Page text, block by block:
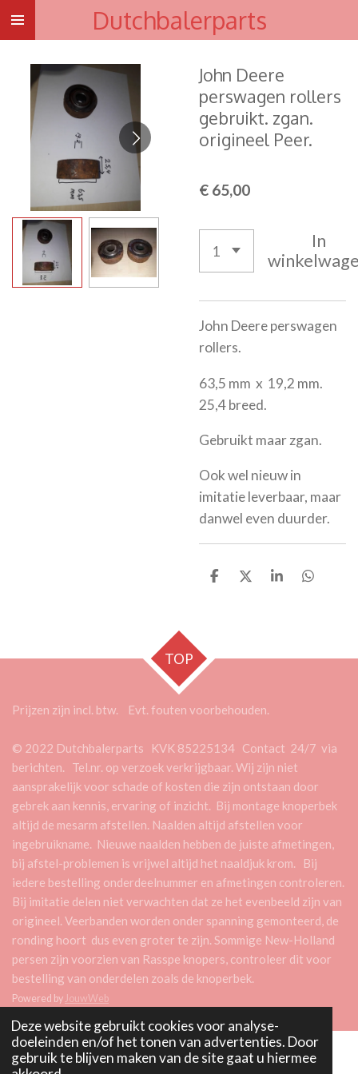
Deze website gebruikt cookies voor analyse-
doeleinden en/of het tonen van advertenties. Door
gebruik te blijven maken van de site gaat u hiermee
Ga
direct
naar
hoofdinhoud
Dutchbalerparts
John Deere
perswagen rollers
gebruikt. zgan.
origineel Peer.
€ 65,00
In
John Deere perswagen
rollers.
63,5 mm x 19,2 mm.
25,4 breed.
Gebruikt maar zgan.
Ook wel nieuw in
imitatie leverbaar, maar
danwel even duurder.
D
D
S
D
TOP
Prijzen zijn incl. btw. Evt. fouten voorbehouden.
© 2022 Dutchbalerparts KVK 85225134 Contact 24/7 via
berichten. Tel.nr. op verzoek verkrijgbaar. Wij zijn niet
aansprakelijk voor schade of kosten die zijn ontstaan door
gebrek aan kennis, ervaring of inzicht. Bij montage knoperbek
altijd de mesarm afstellen. Naalden altijd afstellen voor
ingebruikname. Nieuwe naalden hebben de juiste afmetingen,
bij afstel-problemen is vrijwel altijd het naaldjuk krom. Bij
iedere bestelling onderdeelnummer en afmetingen controleren.
Bij imitatie delen niet verwachten dat ze het evenbeeld zijn van
origineel. Veerbanden worden onder spanning gemonteerd, de
ronding hoort dus even groter te zijn. Sommige New-Holland
persen zijn voorzien van Rasspe knopers, controleer dit voor
bestelling van onderdelen zoals de knoperbek.
Powered byJouwWeb